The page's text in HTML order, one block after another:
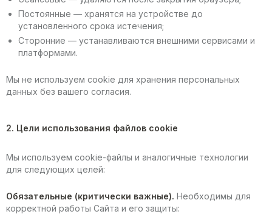
Постоянные — хранятся на устройстве до
установленного срока истечения;
Сторонние — устанавливаются внешними сервисами и
платформами.
Мы не используем cookie для хранения персональных
данных без вашего согласия.
2. Цели использования файлов cookie
Мы используем cookie-файлы и аналогичные технологии
для следующих целей:
Обязательные (критически важные). Необходимы для
корректной работы Сайта и его защиты: